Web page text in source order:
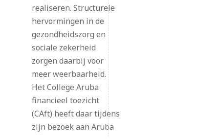
realiseren. Structurele
hervormingen in de
gezondheidszorg en
sociale zekerheid
zorgen daarbij voor
meer weerbaarheid.
Het College Aruba
financieel toezicht
(CAft) heeft daar tijdens
zijn bezoek aan Aruba